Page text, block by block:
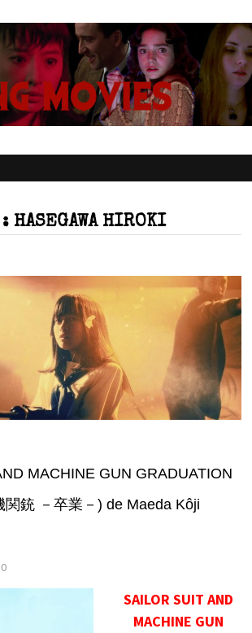
: HASEGAWA HIROKI
MACHINE GUN GRADUATION
関銃 －卒業－) de Maeda Kôji
0
SAILOR SUIT AND
MACHINE GUN